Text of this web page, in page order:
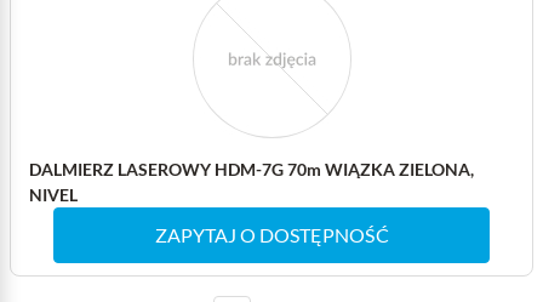
DALMIERZ LASEROWY HDM-7G 70m WIĄZKA ZIELONA,
NIVEL
ZAPYTAJ O DOSTĘPNOŚĆ